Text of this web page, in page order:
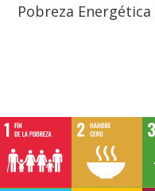
Pobreza Energética